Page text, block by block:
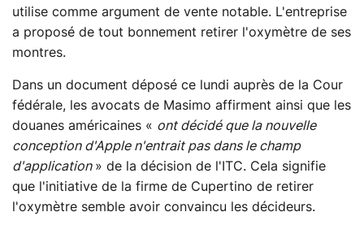
utilise comme argument de vente notable. L'entreprise
a proposé de tout bonnement retirer l'oxymètre de ses
montres.
Dans un document déposé ce lundi auprès de la Cour
fédérale, les avocats de Masimo affirment ainsi que les
douanes américaines « ont décidé que la nouvelle
conception d'Apple n'entrait pas dans le champ
d'application » de la décision de l'ITC. Cela signifie
que l'initiative de la firme de Cupertino de retirer
l'oxymètre semble avoir convaincu les décideurs.